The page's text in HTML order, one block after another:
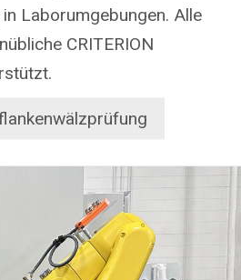
Laborumgebungen. Alle
CRITERION